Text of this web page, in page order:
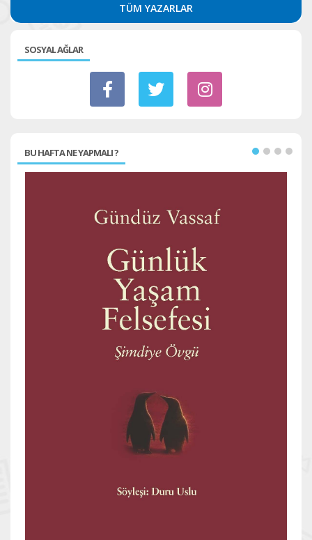
TÜM YAZARLAR
SOSYAL AĞLAR
BU HAFTA NE YAPMALI ?